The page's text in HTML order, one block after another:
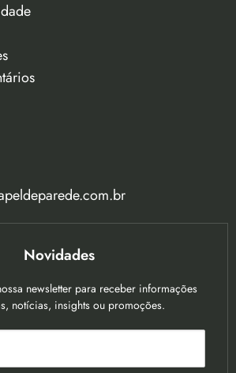
Novidades
newsletter para receber informações
notícias, insights ou promoções.